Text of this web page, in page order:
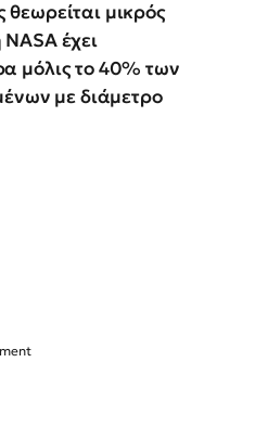
μικρός
έχει
μόλις το 40% των
με διάμετρο